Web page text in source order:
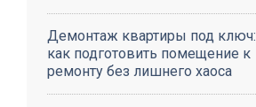
Демонтаж квартиры под ключ:
как подготовить помещение к
ремонту без лишнего хаоса